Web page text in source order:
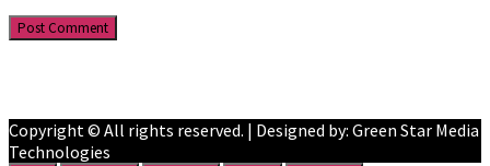
Copyright © All rights reserved. | Designed by: Green Star Media
Technologies